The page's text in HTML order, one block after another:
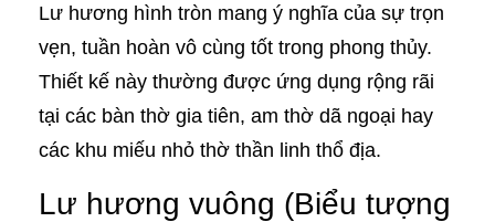
Lư hương hình tròn mang ý nghĩa của sự trọn
vẹn, tuần hoàn vô cùng tốt trong phong thủy.
Thiết kế này thường được ứng dụng rộng rãi
tại các bàn thờ gia tiên, am thờ dã ngoại hay
các khu miếu nhỏ thờ thần linh thổ địa.
Lư hương vuông (Biểu tượng